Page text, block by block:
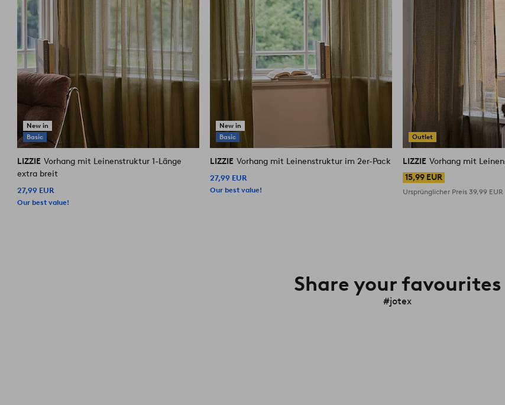
New in
Basic
LIZZIE Vorhang mit Leinenstruktur 1-Länge
extra breit
27,99 EUR
Our best value!
New in
Basic
LIZZIE Vorhang mit Leinenstruktur im 2er-Pack
27,99 EUR
Our best value!
Outlet
LIZZIE Vorhang mit
15,99 EUR
Ursprünglicher Preis39,99 EUR
Share your favourites
#jotex